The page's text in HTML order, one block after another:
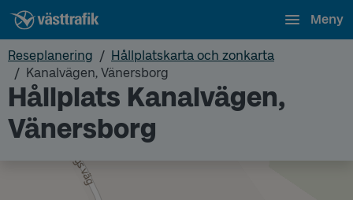
Meny
Reseplanering
Hållplatskarta och zonkarta
Kanalvägen, Vänersborg
Hållplats Kanalvägen,
Vänersborg